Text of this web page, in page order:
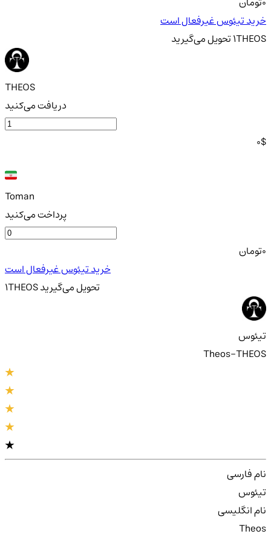
خرید تیئوس غیرفعال است
1THEOSتحویلمی‌گیرید
THEOS
دریافت می‌کنید
0$
Toman
پرداخت می‌کنید
تومان
خرید تیئوس غیرفعال است
1THEOS تحویلمی‌گیرید
تیئوس
Theos-THEOS
نام فارسی
تیئوس
نام انگلیسی
Theos